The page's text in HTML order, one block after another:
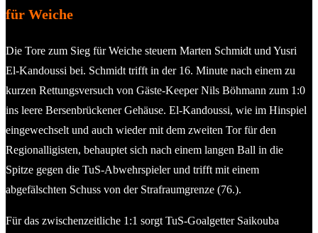
für Weiche
Die Tore zum Sieg für Weiche steuern Marten Schmidt und Yusri
El-Kandoussi bei. Schmidt trifft in der 16. Minute nach einem zu
kurzen Rettungsversuch von Gäste-Keeper Nils Böhmann zum 1:0
ins leere Bersenbrückener Gehäuse. El-Kandoussi, wie im Hinspiel
eingewechselt und auch wieder mit dem zweiten Tor für den
Regionalligisten, behauptet sich nach einem langen Ball in die
Spitze gegen die TuS-Abwehrspieler und trifft mit einem
abgefälschten Schuss von der Strafraumgrenze (76.).
Für das zwischenzeitliche 1:1 sorgt TuS-Goalgetter Saikouba